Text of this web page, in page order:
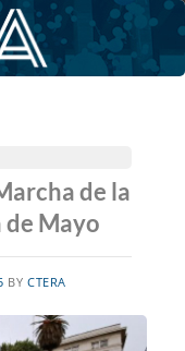
de la
de Mayo
BY CTERA